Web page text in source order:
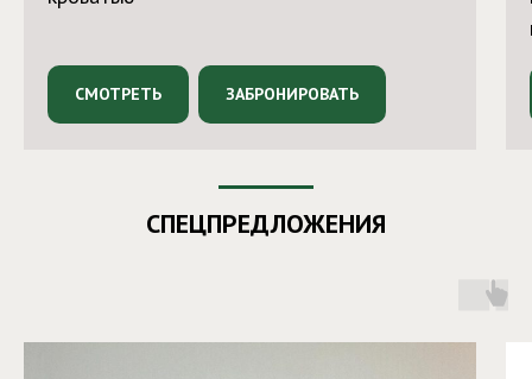
СМОТРЕТЬ ЗАБРОНИРОВАТЬ
СПЕЦПРЕДЛОЖЕНИЯ